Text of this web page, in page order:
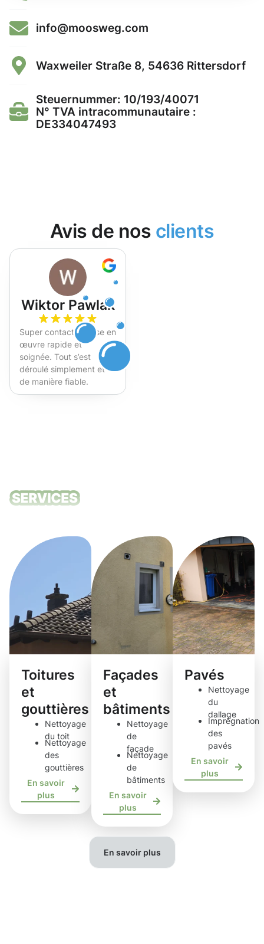
info@moosweg.com
Waxweiler Straße 8, 54636 Rittersdorf
Steuernummer: 10/193/40071
N° TVA intracommunautaire :
DE334047493
Avis de nos clients
Wiktor Pawlak
Super contact et mise en
œuvre rapide et
soignée. Tout s’est
déroulé simplement et
de manière fiable.
Fortement recommandé !
Toitures
et
gouttières
Nettoyage
du toit
Nettoyage
des
gouttières
En savoir
plus
Façades
et
bâtiments
Nettoyage
de
façade
Nettoyage
de
bâtiments
En savoir
plus
Pavés
Nettoyage
du
dallage
Imprégnation
des
pavés
En savoir
plus
En savoir plus